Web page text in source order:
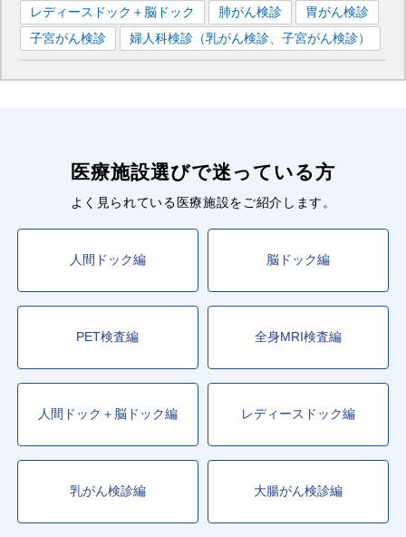
レディースドック＋脳ドック
肺がん検診
胃がん検診
子宮がん検診
婦人科検診（乳がん検診、子宮がん検診）
医療施設選びで迷っている方
よく見られている医療施設をご紹介します。
人間ドック編 脳ドック編
PET検査編 全身MRI検査編
人間ドック＋脳ドック編 レディースドック編
乳がん検診編 大腸がん検診編